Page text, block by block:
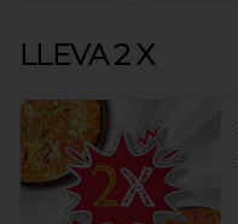
LLEVA 2 X